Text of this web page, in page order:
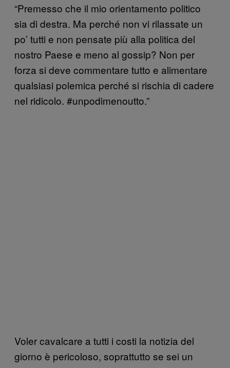
“Premesso che il mio orientamento politico
sia di destra. Ma perché non vi rilassate un
po’ tutti e non pensate più alla politica del
nostro Paese e meno al gossip? Non per
forza si deve commentare tutto e alimentare
qualsiasi polemica perché si rischia di cadere
nel ridicolo. #unpodimenoutto.”
Voler cavalcare a tutti i costi la notizia del
giorno è pericoloso, soprattutto se sei un